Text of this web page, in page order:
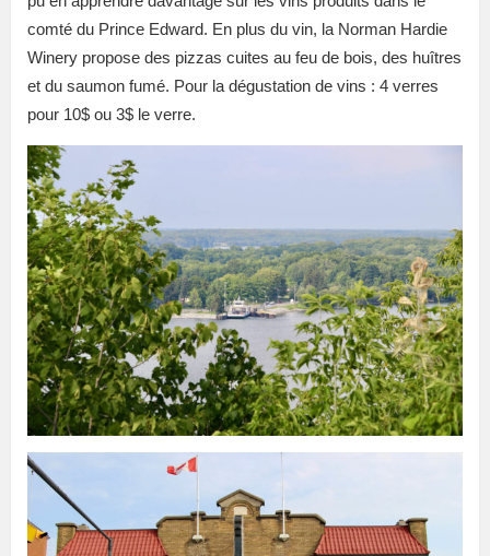
comté du Prince Edward. En plus du vin, la Norman Hardie
Winery propose des pizzas cuites au feu de bois, des huîtres
et du saumon fumé. Pour la dégustation de vins : 4 verres
pour 10$ ou 3$ le verre.